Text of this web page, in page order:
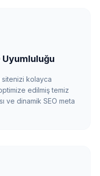
Uyumluluğu
sitenizi kolayca
edilmiş temiz
ve dinamik SEO meta